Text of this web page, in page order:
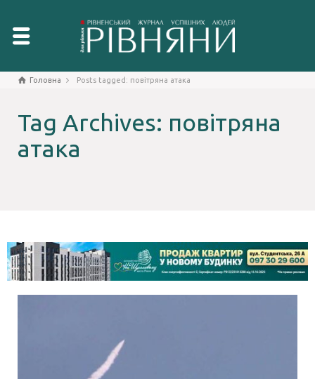
Головна Posts tagged: повітряна атака
Tag Archives: повітряна
атака